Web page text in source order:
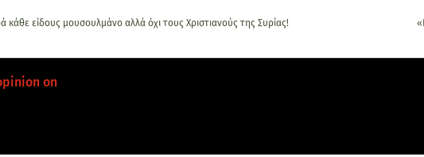
είδους μουσουλμάνο αλλά όχι τους Χριστιανούς της Συρίας!
on